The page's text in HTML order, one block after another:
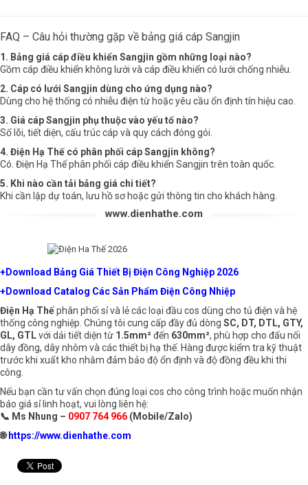
FAQ – Câu hỏi thường gặp về bảng giá cáp Sangjin
1. Bảng giá cáp điều khiển Sangjin gồm những loại nào?
Gồm cáp điều khiển không lưới và cáp điều khiển có lưới chống nhiễu.
2. Cáp có lưới Sangjin dùng cho ứng dụng nào?
Dùng cho hệ thống có nhiễu điện từ hoặc yêu cầu ổn định tín hiệu cao.
3. Giá cáp Sangjin phụ thuộc vào yếu tố nào?
Số lõi, tiết diện, cấu trúc cáp và quy cách đóng gói.
4. Điện Hạ Thế có phân phối cáp Sangjin không?
Có. Điện Hạ Thế phân phối cáp điều khiển Sangjin trên toàn quốc.
5. Khi nào cần tải bảng giá chi tiết?
Khi cần lập dự toán, lưu hồ sơ hoặc gửi thông tin cho khách hàng.
www.dienhathe.com
+Download Bảng Giá Thiết Bị Điện Công Nghiệp 2026
+Download Catalog Các Sản Phẩm Điện Công Nhiệp
Điện Hạ Thếphân phối sỉ và lẻ các loại đầu cos dùng cho tủ điện và hệ
thống công nghiệp. Chúng tôi cung cấp đầy đủ dòng SC, DT, DTL, GTY,
GL, GTLvới dải tiết diện từ 1.5mm²đến 630mm², phù hợp cho đấu nối
dây đồng, dây nhôm và các thiết bị hạ thế. Hàng được kiểm tra kỹ thuật
trước khi xuất kho nhằm đảm bảo độ ổn định và độ đồng đều khi thi
công.
Nếu bạn cần tư vấn chọn đúng loại cos cho công trình hoặc muốn nhận
báo giá sỉ linh hoạt, vui lòng liên hệ:
📞 Ms Nhung – 0907 764 966 (Mobile/Zalo)
🌐https://www.dienhathe.com